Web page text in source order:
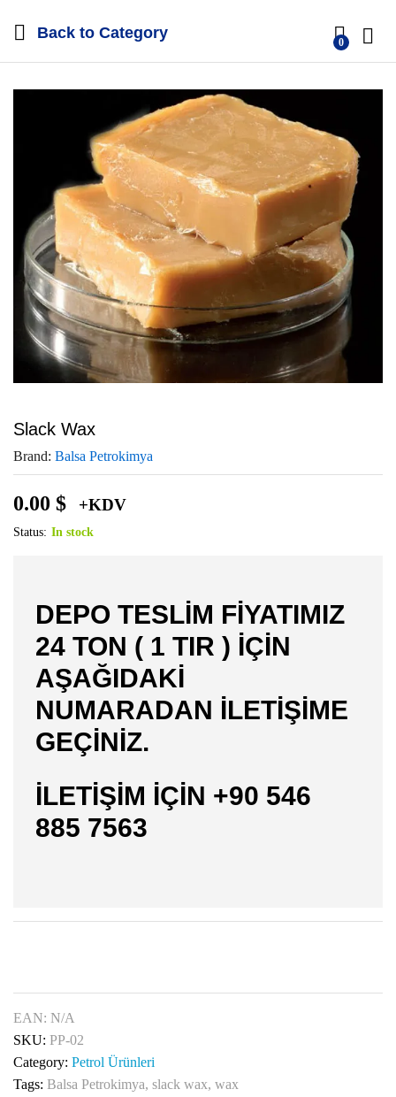
Back to Category
0
Slack Wax
Brand: Balsa Petrokimya
0.00 $ +KDV
Status: In stock
DEPO TESLİM FİYATIMIZ
24 TON ( 1 TIR ) İÇİN
AŞAĞIDAKİ
NUMARADAN İLETİŞİME
GEÇİNİZ.
İLETİŞİM İÇİN +90 546
885 7563
EAN: N/A
SKU: PP-02
Category: Petrol Ürünleri
Tags: Balsa Petrokimya, slack wax, wax